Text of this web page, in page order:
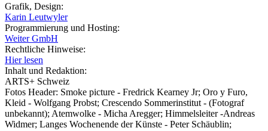
Grafik, Design:
Karin Leutwyler
Programmierung und Hosting:
Weiter GmbH
Rechtliche Hinweise:
Hier lesen
Inhalt und Redaktion:
ARTS+ Schweiz
Fotos Header: Smoke picture - Fredrick Kearney Jr; Oro y Furo,
Kleid - Wolfgang Probst; Crescendo Sommerinstitut - (Fotograf
unbekannt); Atemwolke - Micha Aregger; Himmelsleiter -Andreas
Widmer; Langes Wochenende der Künste - Peter Schäublin;